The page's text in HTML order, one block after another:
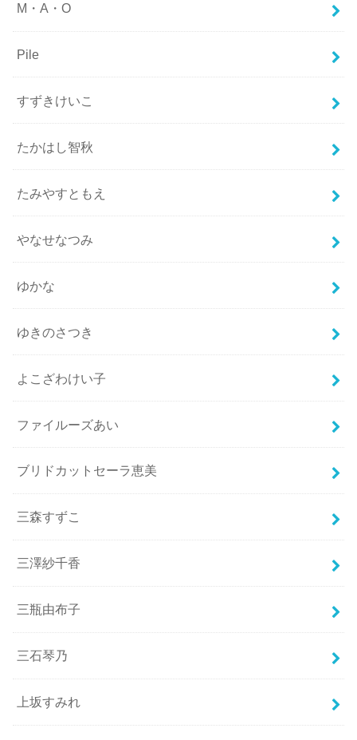
M・A・O
Pile
すずきけいこ
たかはし智秋
たみやすともえ
やなせなつみ
ゆかな
ゆきのさつき
よこざわけい子
ファイルーズあい
ブリドカットセーラ恵美
三森すずこ
三澤紗千香
三瓶由布子
三石琴乃
上坂すみれ